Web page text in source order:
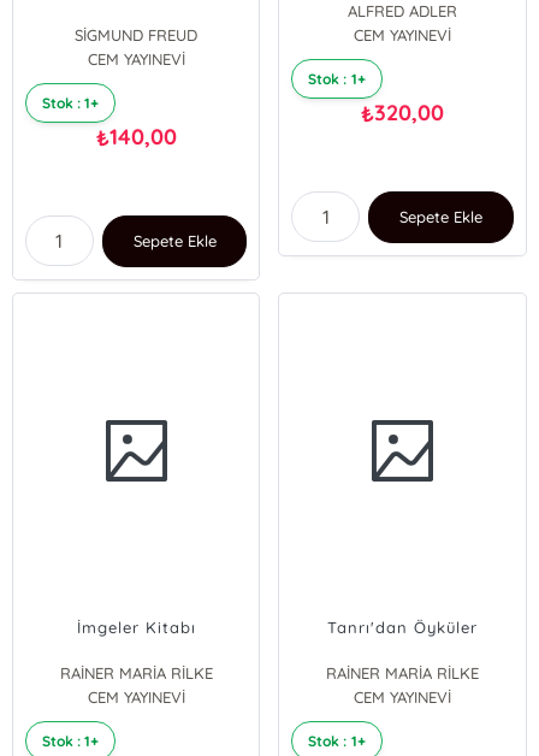
SİGMUND FREUD
CEM YAYINEVİ
Stok : 1+
₺140,00
Sepete Ekle
ALFRED ADLER
CEM YAYINEVİ
Stok : 1+
₺320,00
Sepete Ekle
İmgeler Kitabı
RAİNER MARİA RİLKE
CEM YAYINEVİ
Stok : 1+
Tanrı'dan Öyküler
RAİNER MARİA RİLKE
CEM YAYINEVİ
Stok : 1+